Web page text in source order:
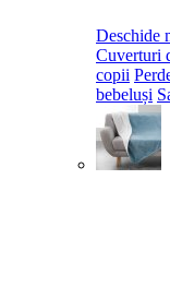
Deschide
Cuverturi
copii
bebeluși